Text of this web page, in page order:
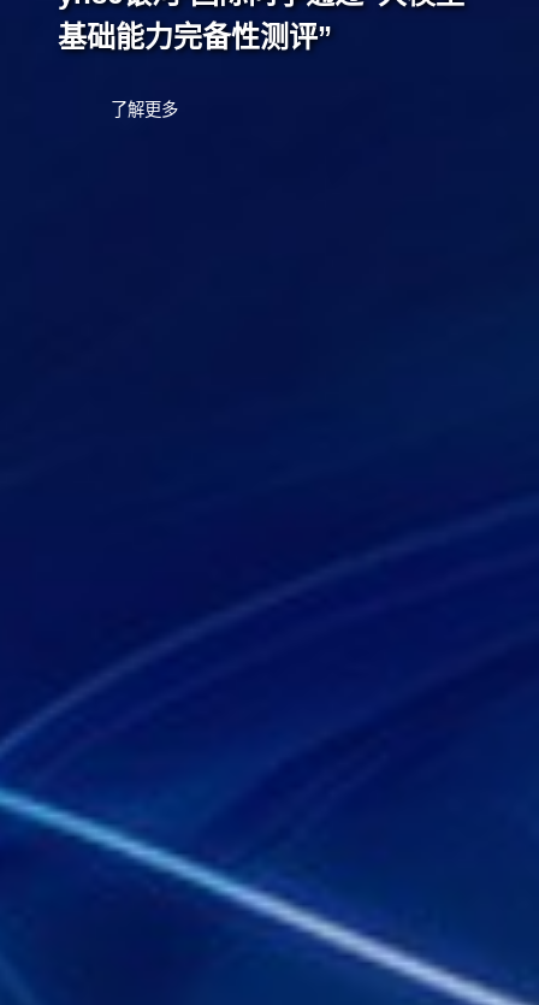
基础能力完备性测评”
了解更多